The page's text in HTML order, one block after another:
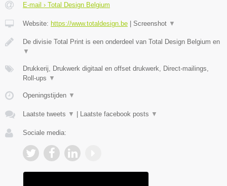
E-mail › Total Design Belgium
Website: https://www.totaldesign.be Screenshot ▼
De divisie Total Print is een onderdeel van Total Design Belgium en
▼
Drukkerij, Drukwerk digitaal en offset drukwerk, Direct-mailings,
Roll-ups ▼
Openingstijden ▼
Laatste tweets ▼ Laatste facebook posts ▼
Sociale media: